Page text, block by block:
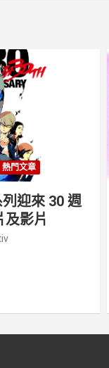
熱門文章
列迎來 30 週
及影片